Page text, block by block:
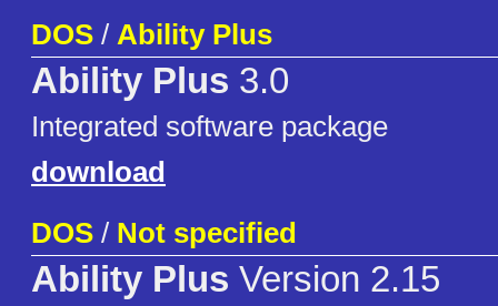
DOS / Ability Plus
Ability Plus 3.0
Integrated software package
download
DOS / Not specified
Ability Plus Version 2.15